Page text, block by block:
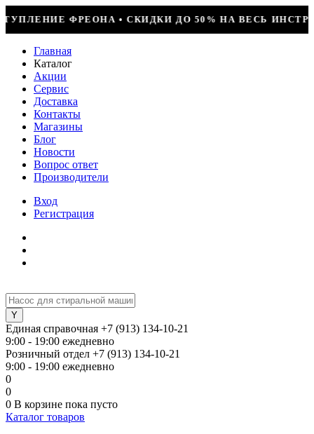
50% НА ВЕСЬ ИНСТРУМЕНТ • КОМПРЕССОР
Главная
Каталог
Акции
Сервис
Доставка
Контакты
Магазины
Блог
Новости
Вопрос ответ
Производители
Вход
Регистрация
Единая справочная +7 (913) 134-10-21
9:00 - 19:00 ежедневно
Розничный отдел +7 (913) 134-10-21
9:00 - 19:00 ежедневно
0
0
0 В корзине пока пусто
Каталог товаров